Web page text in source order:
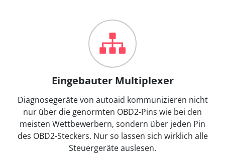
Eingebauter Multiplexer
Diagnosegeräte von autoaid kommunizieren nicht
nur über die genormten OBD2-Pins wie bei den
meisten Wettbewerbern, sondern über jeden Pin
des OBD2-Steckers. Nur so lassen sich wirklich alle
Steuergeräte auslesen.